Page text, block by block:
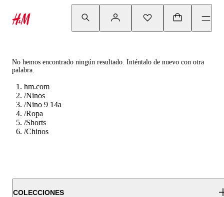
No hemos encontrado ningún resultado. Inténtalo de nuevo con otra
palabra.
hm.com
/Ninos
/Nino 9 14a
/Ropa
/Shorts
/Chinos
COLECCIONES